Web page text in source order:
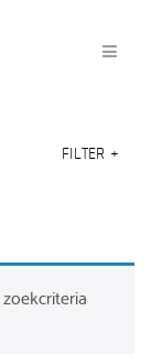
FILTER +